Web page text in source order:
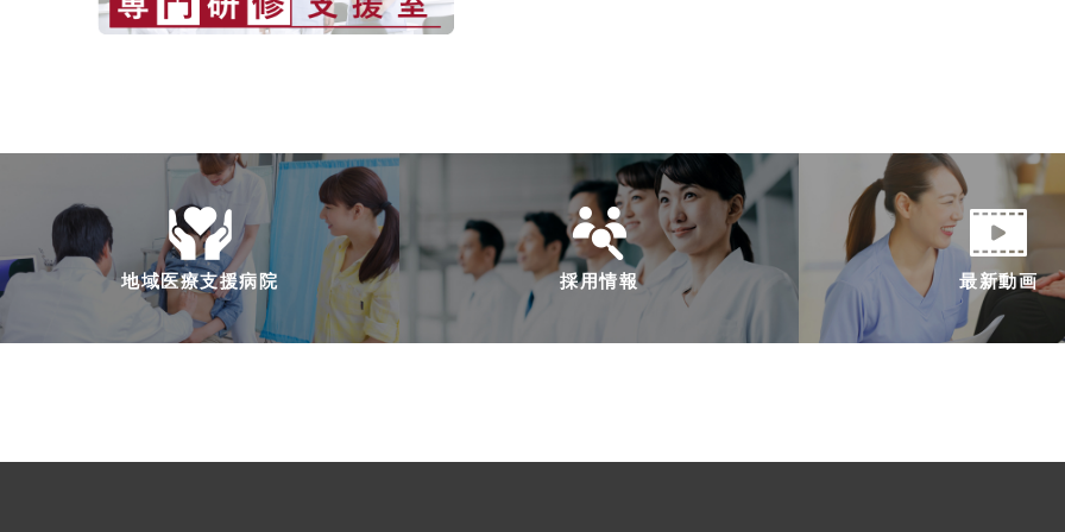
地域医療支援病院 採用情報 最新動画